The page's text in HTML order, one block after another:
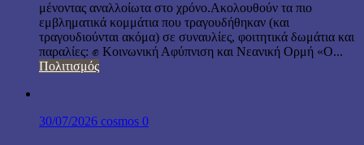
μένοντας αναλλοίωτα στο χρόνο.Ακολουθούν τα πιο
εμβληματικά κομμάτια που τραγουδήθηκαν (και
τραγουδιούνται ακόμα) σε συναυλίες, φοιτητικά δωμάτια και
παραλίες: ✊ Κοινωνική Αφύπνιση και Νεανική Ορμή «Ο...
Πολιτισμός
30/07/2026 cosmos 0